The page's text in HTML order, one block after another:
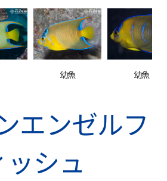
幼魚 幼魚
エンゼルフ
ッシュ